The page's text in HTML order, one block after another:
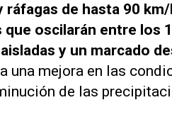
de hasta 90
oscilarán entre los
y un marcado
una mejora en las
de las